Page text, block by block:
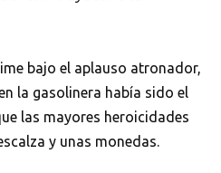
bajo el aplauso atronador,
la gasolinera había sido el
las mayores heroicidades
y unas monedas.